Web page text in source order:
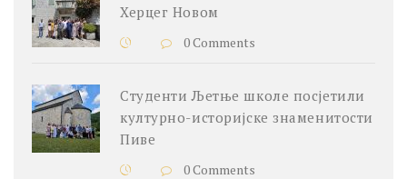
Херцег Новом
0 Comments
Студенти Љетње школе посјетили
културно-историјске знаменитости
Пиве
0 Comments